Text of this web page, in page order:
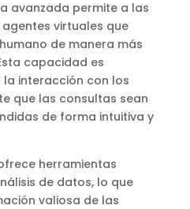
avanzada permite a las
virtuales que
de manera más
capacidad es
interacción con los
que las consultas sean
de forma intuitiva y
herramientas
de datos, lo que
valiosa de las